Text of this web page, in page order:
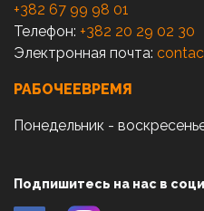
+382 67 99 98 01
Телефон: +382 20 29 02 30
Электронная почта:
РАБОЧЕЕВРЕМЯ
Понедельник -
Подпишитесь на нас в